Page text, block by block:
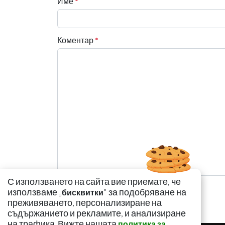
Коментар *
С използването на сайта вие приемате, че
използваме „бисквитки" за подобряване на
преживяването, персонализиране на
съдържанието и рекламите, и анализиране